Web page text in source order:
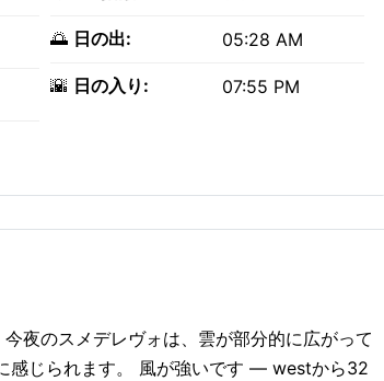
🌅 日の出: 05:28 AM
🌇 日の入り: 07:55 PM
夜のスメデレヴォは、雲が部分的に広がって
感じられます。 風が強いです — westから32